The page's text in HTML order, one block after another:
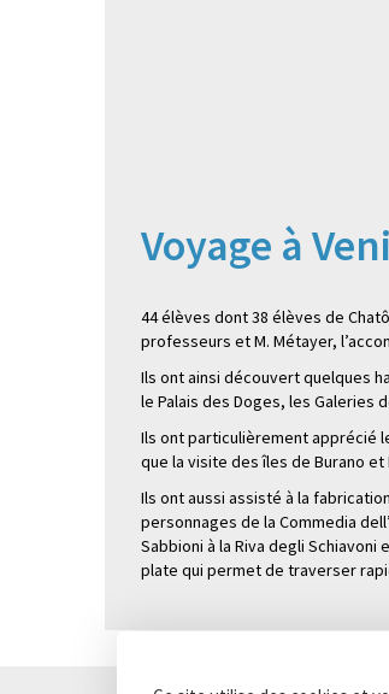
Voyage à
44 élèves dont 38 élèves de
professeurs et M. Métayer,
Ils ont ainsi découvert quelques
le Palais des Doges, les Galeries
Ils ont particulièrement apprécié
que la visite des îles de Burano
Ils ont aussi assisté à la
personnages de la Commedia
Sabbioni à la Riva degli
plate qui permet de traverser